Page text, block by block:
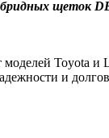
щеток
Toyota
и